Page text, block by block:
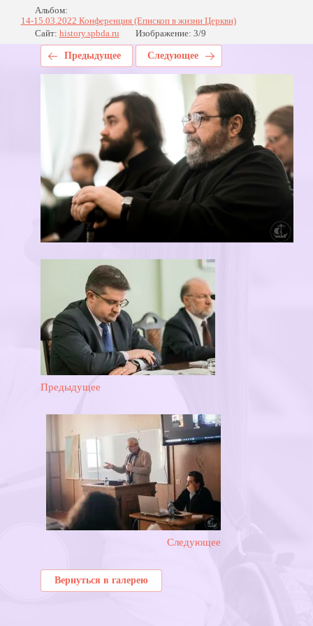
Альбом:
14-15.03.2022 Конференция (Епископ в жизни Церкви)
Сайт: history.spbda.ru Изображение: 3/9
Предыдущее Следующее
Предыдущее
Следующее
Вернуться в галерею